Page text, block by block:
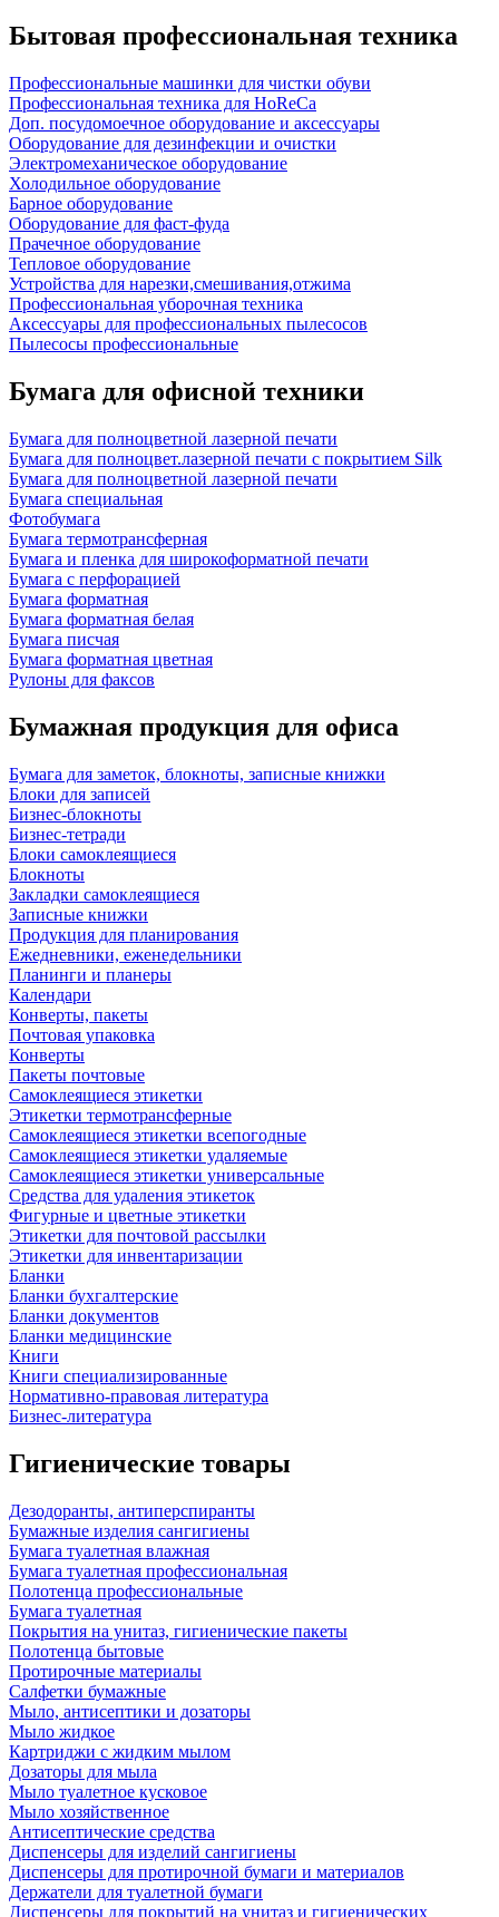
Бытовая профессиональная техника
Профессиональные машинки для чистки обуви
Профессиональная техника для HoReCa
Доп. посудомоечное оборудование и аксессуары
Оборудование для дезинфекции и очистки
Электромеханическое оборудование
Холодильное оборудование
Барное оборудование
Оборудование для фаст-фуда
Прачечное оборудование
Тепловое оборудование
Устройства для нарезки,смешивания,отжима
Профессиональная уборочная техника
Аксессуары для профессиональных пылесосов
Пылесосы профессиональные
Бумага для офисной техники
Бумага для полноцветной лазерной печати
Бумага для полноцвет.лазерной печати с покрытием Silk
Бумага для полноцветной лазерной печати
Бумага специальная
Фотобумага
Бумага термотрансферная
Бумага и пленка для широкоформатной печати
Бумага с перфорацией
Бумага форматная
Бумага форматная белая
Бумага писчая
Бумага форматная цветная
Рулоны для факсов
Бумажная продукция для офиса
Бумага для заметок, блокноты, записные книжки
Блоки для записей
Бизнес-блокноты
Бизнес-тетради
Блоки самоклеящиеся
Блокноты
Закладки самоклеящиеся
Записные книжки
Продукция для планирования
Ежедневники, еженедельники
Планинги и планеры
Календари
Конверты, пакеты
Почтовая упаковка
Конверты
Пакеты почтовые
Самоклеящиеся этикетки
Этикетки термотрансферные
Самоклеящиеся этикетки всепогодные
Самоклеящиеся этикетки удаляемые
Самоклеящиеся этикетки универсальные
Средства для удаления этикеток
Фигурные и цветные этикетки
Этикетки для почтовой рассылки
Этикетки для инвентаризации
Бланки
Бланки бухгалтерские
Бланки документов
Бланки медицинские
Книги
Книги специализированные
Нормативно-правовая литература
Бизнес-литература
Гигиенические товары
Дезодоранты, антиперспиранты
Бумажные изделия сангигиены
Бумага туалетная влажная
Бумага туалетная профессиональная
Полотенца профессиональные
Бумага туалетная
Покрытия на унитаз, гигиенические пакеты
Полотенца бытовые
Протирочные материалы
Салфетки бумажные
Мыло, антисептики и дозаторы
Мыло жидкое
Картриджи с жидким мылом
Дозаторы для мыла
Мыло туалетное кусковое
Мыло хозяйственное
Антисептические средства
Диспенсеры для изделий сангигиены
Диспенсеры для протирочной бумаги и материалов
Держатели для туалетной бумаги
Диспенсеры для покрытий на унитаз и гигиенических